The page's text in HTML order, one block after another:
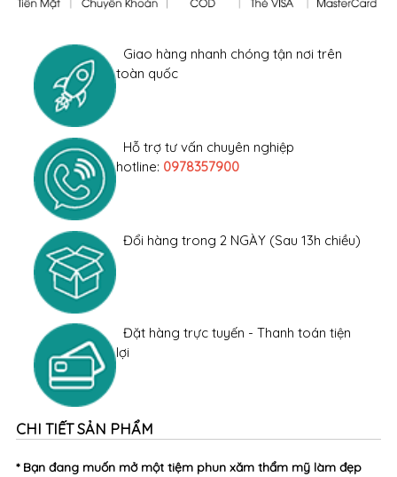
Giao hàng nhanh chóng tận nơi trên
toàn quốc
Hỗ trợ tư vấn chuyên nghiệp
hotline: 0978357900
Đổi hàng trong 2 NGÀY (Sau 13h chiều)
Đặt hàng trực tuyến - Thanh toán tiện
lợi
CHI TIẾT SẢN PHẨM
* Bạn đang muốn mở một tiệm phun xăm thẩm mỹ làm đẹp